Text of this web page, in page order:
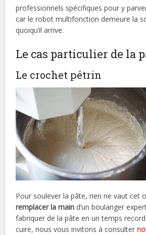
professionnels spécifiques pour y
car le robot multifonction demeure la
quoiqu’il arrive.
Le cas particulier de la
Le crochet pétrin
Pour soulever la pâte, rien ne vaut cet
remplacer la main d’un boulanger
fabriquer de la pâte en un temps
cuire, nous vous invitons à consulter